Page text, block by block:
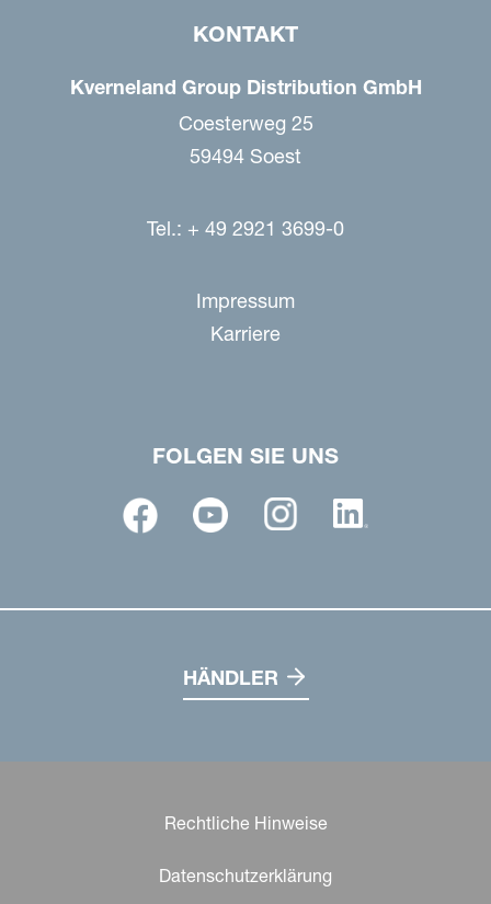
KONTAKT
Kverneland Group Distribution GmbH
Coesterweg 25
59494 Soest
Tel.: + 49 2921 3699-0
Impressum
Karriere
FOLGEN SIE UNS
HÄNDLER
Rechtliche Hinweise
Datenschutzerklärung